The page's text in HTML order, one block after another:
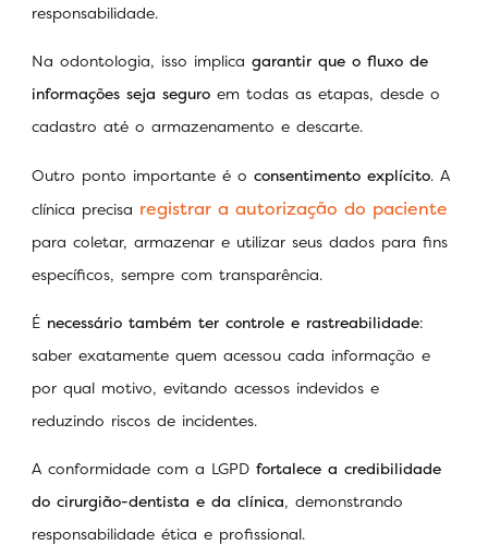
responsabilidade.
Na odontologia, isso implica garantir que o fluxo de
informações seja seguro em todas as etapas, desde o
cadastro até o armazenamento e descarte.
Outro ponto importante é o consentimento explícito. A
clínica precisa registrar a autorização do paciente
para coletar, armazenar e utilizar seus dados para fins
específicos, sempre com transparência.
É necessário também ter controle e rastreabilidade:
saber exatamente quem acessou cada informação e
por qual motivo, evitando acessos indevidos e
reduzindo riscos de incidentes.
A conformidade com a LGPD fortalece a credibilidade
do cirurgião-dentista e da clínica, demonstrando
responsabilidade ética e profissional.